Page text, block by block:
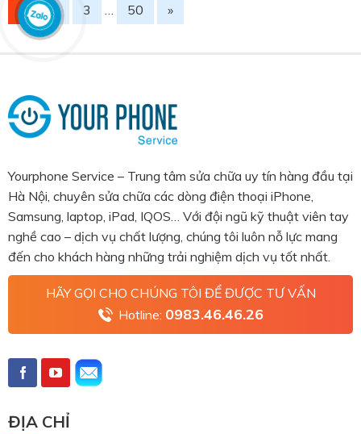
1 2 3 50 »
Yourphone Service – Trung tâm sửa chữa uy tín hàng đầu tại
Hà Nội, chuyên sửa chữa các dòng điện thoại iPhone,
Samsung, laptop, iPad, IQOS… Với đội ngũ kỹ thuật viên tay
nghề cao – dịch vụ chất lượng, chúng tôi luôn nỗ lực mang
đến cho khách hàng những trải nghiệm dịch vụ tốt nhất.
HÃY GỌI CHO CHÚNG TÔI ĐỂ ĐƯỢC TƯ VẤN
Hotline: 0983.46.46.26
ĐỊA CHỈ